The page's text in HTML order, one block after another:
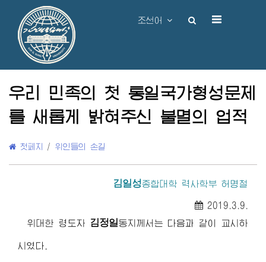
조선어
우리 민족의 첫 통일국가형성문제
를 새롭게 밝혀주신 불멸의 업적
첫페지 / 위인들의 손길
김일성종합대학 력사학부 허명철
2019.3.9.
위대한 령도자 김정일동지 께서는 다음과 같이 교시하
시였다.